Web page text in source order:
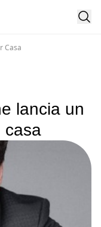
Casa
lancia un
casa